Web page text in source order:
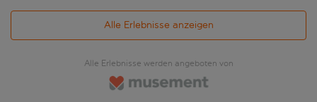
Alle Erlebnisse anzeigen
Alle Erlebnisse werden angeboten von